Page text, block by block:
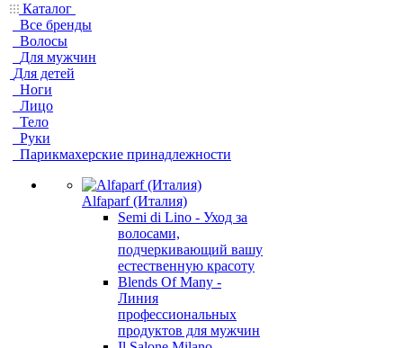
Каталог
Все бренды
Волосы
Для мужчин
Для детей
Ноги
Лицо
Тело
Руки
Парикмахерские принадлежности
Alfaparf (Италия)
Semi di Lino - Уход за
волосами,
подчеркивающий вашу
естественную красоту
Blends Of Many -
Линия
профессиональных
продуктов для мужчин